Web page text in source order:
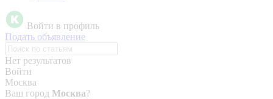
Войти в профиль
Подать объявление
Нет результатов
Войти
Москва
Ваш город Москва?